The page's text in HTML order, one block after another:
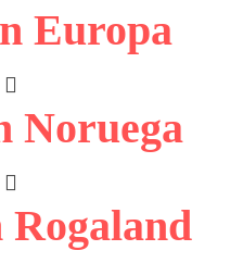
Europa
Noruega
Rogaland